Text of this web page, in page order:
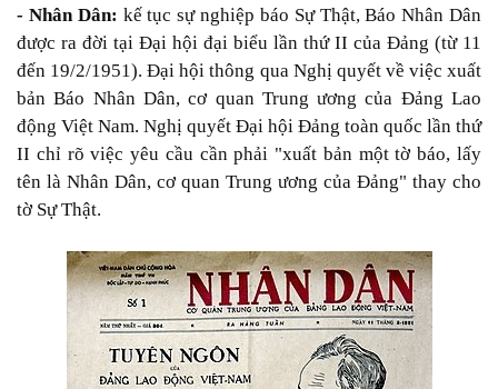
- Nhân Dân: kế tục sự nghiệp báo Sự Thật, Báo Nhân Dân
được ra đời tại Đại hội đại biểu lần thứ II của Đảng (từ 11
đến 19/2/1951). Đại hội thông qua Nghị quyết về việc xuất
bản Báo Nhân Dân, cơ quan Trung ương của Đảng Lao
động Việt Nam. Nghị quyết Đại hội Đảng toàn quốc lần thứ
II chỉ rõ việc yêu cầu cần phải "xuất bản một tờ báo, lấy
tên là Nhân Dân, cơ quan Trung ương của Đảng" thay cho
tờ Sự Thật.